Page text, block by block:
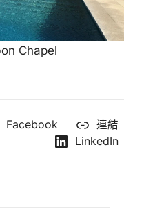
Chapel
Facebook
連結
LinkedIn